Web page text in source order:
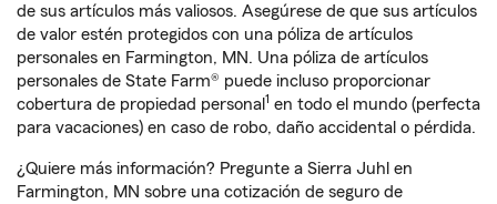
de sus artículos más valiosos. Asegúrese de que sus artículos
de valor estén protegidos con una póliza de artículos
personales en Farmington, MN. Una póliza de artículos
personales de State Farm® puede incluso proporcionar
cobertura de propiedad personal 1 en todo el mundo (perfecta
para vacaciones) en caso de robo, daño accidental o pérdida.
¿Quiere más información? Pregunte a Sierra Juhl en
Farmington, MN sobre una cotización de seguro de